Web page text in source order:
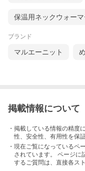
保温用ネックウォーマ
ブランド
マルエーニット
掲載情報について
・掲載している情報の精度
性、安全性、有用性を保
・現在ご覧になっているペ
されています。 ページに
するご質問は、直接各ス